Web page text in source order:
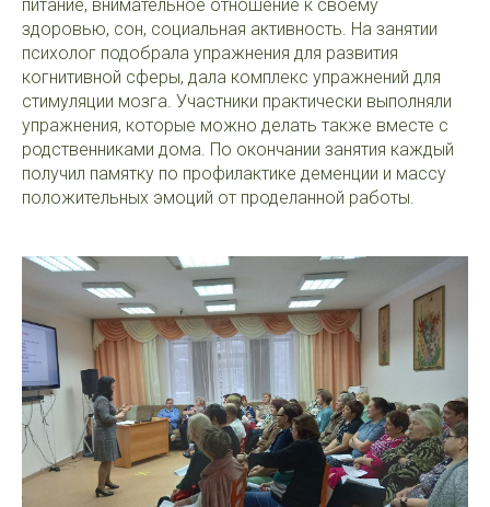
питание, внимательное отношение к своему
здоровью, сон, социальная активность. На занятии
психолог подобрала упражнения для развития
когнитивной сферы, дала комплекс упражнений для
стимуляции мозга. Участники практически выполняли
упражнения, которые можно делать также вместе с
родственниками дома. По окончании занятия каждый
получил памятку по профилактике деменции и массу
положительных эмоций от проделанной работы.